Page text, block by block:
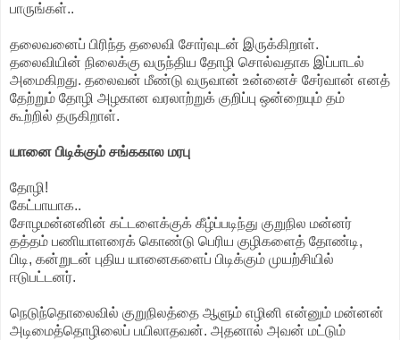
பாருங்கள்..
தலைவனைப் பிரிந்த தலைவி சோர்வுடன் இருக்கிறாள்.
தலைவியின் நிலைக்கு வருந்திய தோழி சொல்வதாக இப்பாடல்
அமைகிறது. தலைவன் மீண்டு வருவான் உன்னைச் சேர்வான் எனத்
தேற்றும் தோழி அழகான வரலாற்றுக் குறிப்பு ஒன்றையும் தம்
கூற்றில் தருகிறாள்.
யானை பிடிக்கும் சங்ககால மரபு
தோழி!
கேட்பாயாக..
சோழமன்னனின் கட்டளைக்குக் கீழ்ப்படிந்து குறுநில மன்னர்
தத்தம் பணியாளரைக் கொண்டு பெரிய குழிகளைத் தோண்டி,
பிடி, கன்றுடன் புதிய யானைகளைப் பிடிக்கும் முயற்சியில்
ஈடுபட்டனர்.
நெடுந்தொலைவில் குறுநிலத்தை ஆளும் எழினி என்னும் மன்னன்
அடிமைத்தொழிலைப் பயிலாதவன். அதனால் அவன் மட்டும்